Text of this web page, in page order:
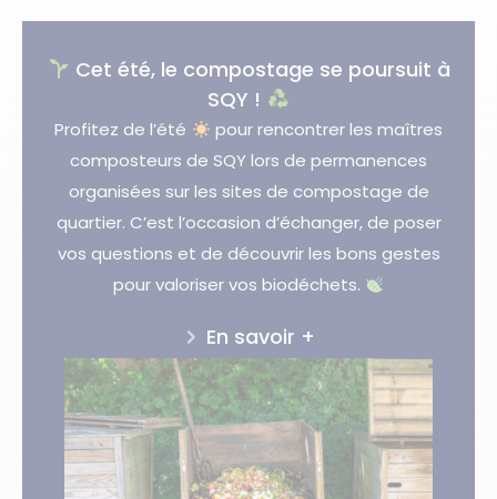
Cet été, le compostage se poursuit à
SQY !
Profitez de l’été
pour rencontrer les maîtres
composteurs de SQY lors de permanences
organisées sur les sites de compostage de
quartier. C’est l’occasion d’échanger, de poser
vos questions et de découvrir les bons gestes
pour valoriser vos biodéchets.
En savoir +